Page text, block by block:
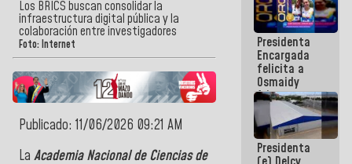
Los BRICS buscan consolidar la
infraestructura digital pública y la
colaboración entre investigadores
Foto: Internet
Publicado: 11/06/2026 09:21 AM
La Academia Nacional de Ciencias de
ejecución de
fondos de
emergencia
post-sismos
Presidenta
Encargada
felicita a
Osmaidy
Arias y
Giraly
Marcano por
hacer
historia en
Presidenta